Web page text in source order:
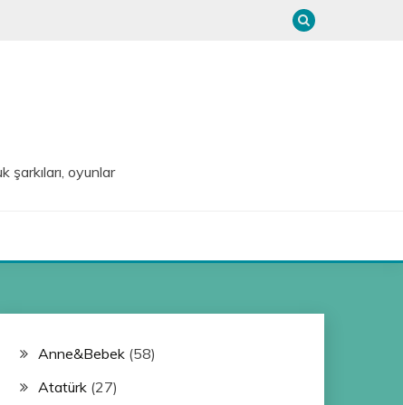
oyunlar
Anne&Bebek(58)
Atatürk(27)